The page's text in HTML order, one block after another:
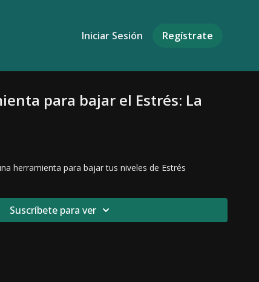
Iniciar Sesión Regístrate
para bajar el Estrés: La
herramienta para bajar tus niveles de Estrés
Suscríbete para ver